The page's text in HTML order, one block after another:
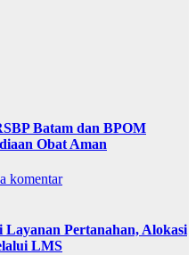
Batam dan BPOM
Obat Aman
komentar
Pertanahan, Alokasi
LMS